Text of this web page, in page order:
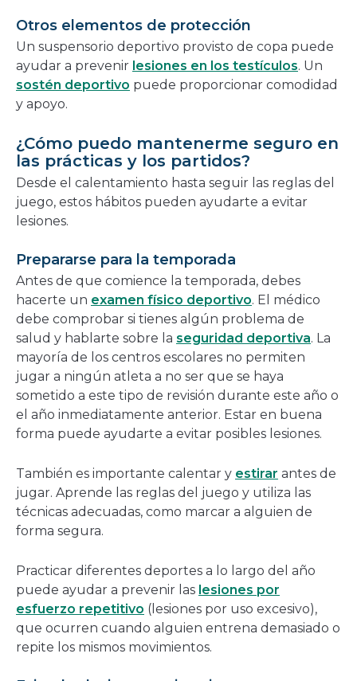
Otros elementos de protección
Un suspensorio deportivo provisto de copa puede
ayudar a prevenir lesiones en los testículos. Un
sostén deportivo puede proporcionar comodidad
y apoyo.
¿Cómo puedo mantenerme seguro en
las prácticas y los partidos?
Desde el calentamiento hasta seguir las reglas del
juego, estos hábitos pueden ayudarte a evitar
lesiones.
Prepararse para la temporada
Antes de que comience la temporada, debes
hacerte un examen físico deportivo. El médico
debe comprobar si tienes algún problema de
salud y hablarte sobre la seguridad deportiva. La
mayoría de los centros escolares no permiten
jugar a ningún atleta a no ser que se haya
sometido a este tipo de revisión durante este año o
el año inmediatamente anterior. Estar en buena
forma puede ayudarte a evitar posibles lesiones.
También es importante calentar y estirar antes de
jugar. Aprende las reglas del juego y utiliza las
técnicas adecuadas, como marcar a alguien de
forma segura.
Practicar diferentes deportes a lo largo del año
puede ayudar a prevenir las lesiones por
esfuerzo repetitivo (lesiones por uso excesivo),
que ocurren cuando alguien entrena demasiado o
repite los mismos movimientos.